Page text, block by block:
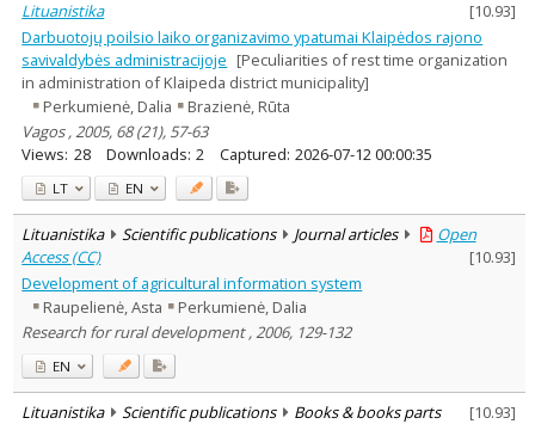
Lituanistika
[10.93]
Darbuotojų poilsio laiko organizavimo ypatumai Klaipėdos rajono
savivaldybės administracijoje [Peculiarities of rest time organization
in administration of Klaipeda district municipality]
Perkumienė, Dalia
Brazienė, Rūta
Vagos , 2005, 68 (21), 57-63
Views: 28 Downloads: 2 Captured: 2026-07-12 00:00:35
LT EN
Lituanistika Scientific publications Journal articles
Open
Access (CC)
[10.93]
Development of agricultural information system
Raupelienė, Asta
Perkumienė, Dalia
Research for rural development , 2006, 129-132
EN
Lituanistika Scientific publications Books & books parts [10.93]